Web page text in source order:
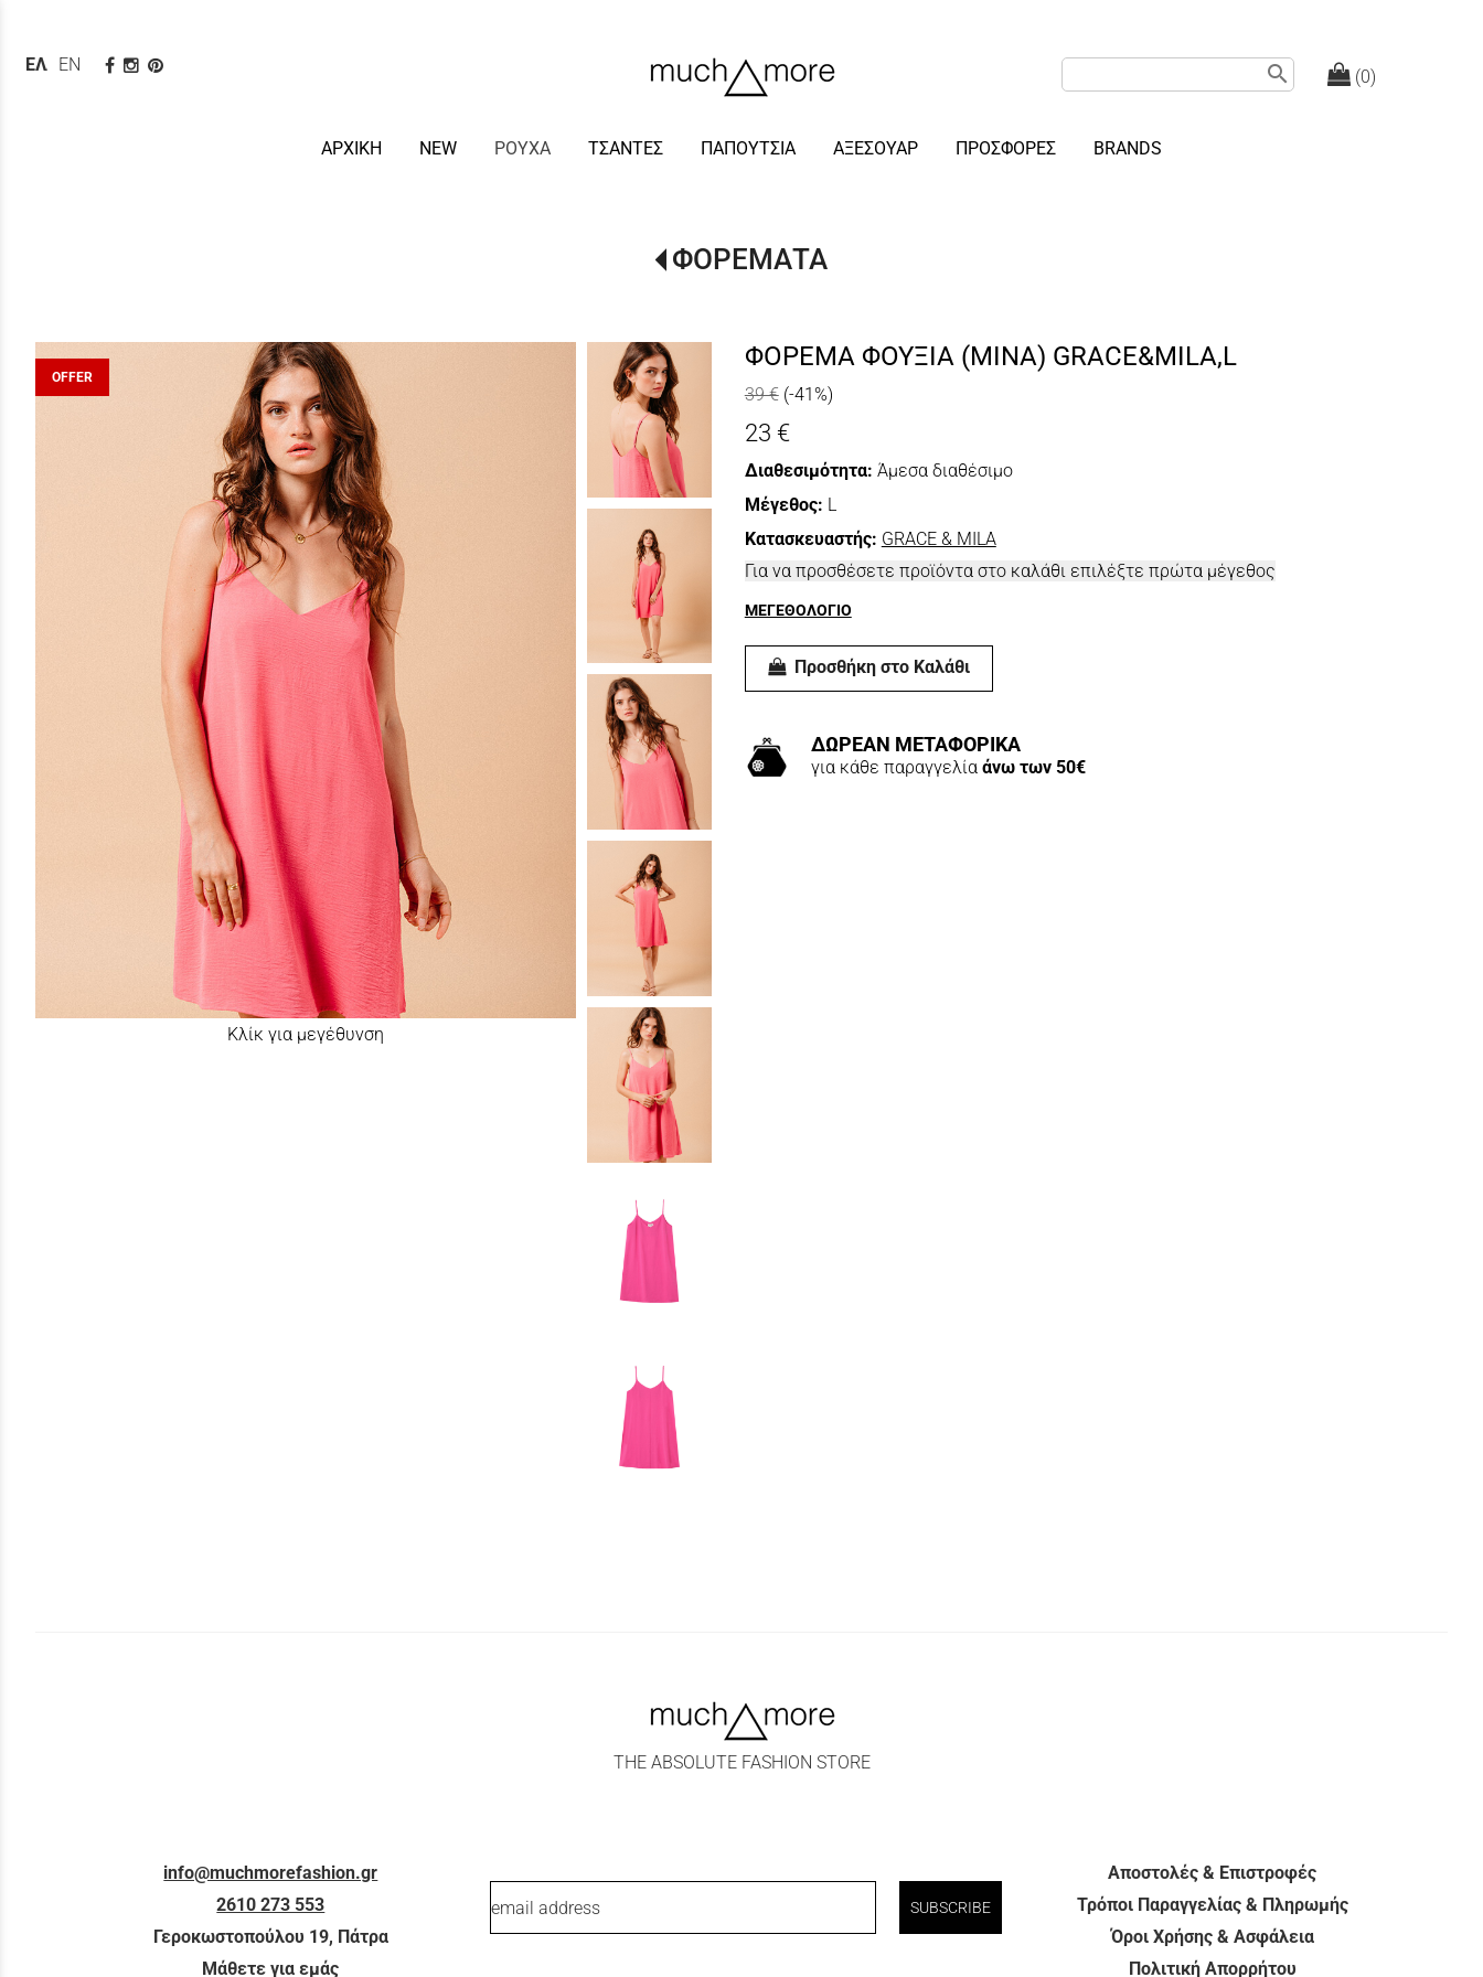
(0)
search
ΕΛΛΗΝΙΚΆ
ENGLISH
ΑΡΧΙΚΗ NEW ΡΟΥΧΑ ΤΣΑΝΤΕΣ ΠΑΠΟΥΤΣΙΑ ΑΞΕΣΟΥΑΡ ΠΡΟΣΦΟΡΕΣ BRANDS
ΦΟΡΕΜΑΤΑ
Κλίκ για μεγέθυνση
OFFER
ΦΟΡΕΜΑ ΦΟΥΞΙΑ (MINA) GRACE&MILA,L
39 € (-41%)
23 €
Διαθεσιμότητα: Άμεσα διαθέσιμο
Μέγεθος: L
Κατασκευαστής: GRACE & MILA
Για να προσθέσετε προϊόντα στο καλάθι επιλέξτε πρώτα μέγεθος
ΜΕΓΕΘΟΛΟΓΙΟ
Προσθήκη στο Καλάθι
ΔΩΡΕΑΝ ΜΕΤΑΦΟΡΙΚΑ
για κάθε παραγγελία άνω των 50€
THE ABSOLUTE FASHION STORE
info@muchmorefashion.gr
2610 273 553
Γεροκωστοπούλου 19, Πάτρα
Μάθετε για εμάς
email address SUBSCRIBE
Αποστολές & Επιστροφές
Τρόποι Παραγγελίας & Πληρωμής
Όροι Χρήσης & Ασφάλεια
Πολιτική Απορρήτου